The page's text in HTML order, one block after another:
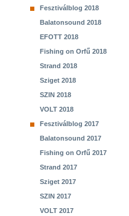
Fesztiválblog 2018
Balatonsound 2018
EFOTT 2018
Fishing on Orfű 2018
Strand 2018
Sziget 2018
SZIN 2018
VOLT 2018
Fesztiválblog 2017
Balatonsound 2017
Fishing on Orfű 2017
Strand 2017
Sziget 2017
SZIN 2017
VOLT 2017